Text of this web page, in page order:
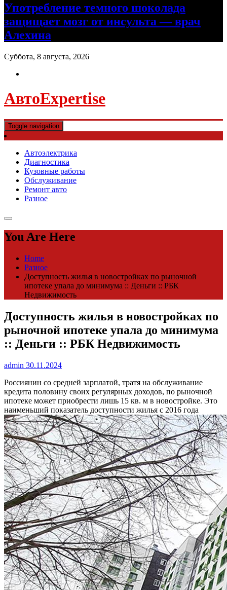
Употребление темного шоколада
защищает мозг от инсульта — врач
Алехина
Суббота, 8 августа, 2026
АвтоExpertise
Toggle navigation
Автоэлектрика
Диагностика
Кузовные работы
Обслуживание
Ремонт авто
Разное
You Are Here
Home
Разное
Доступность жилья в новостройках по рыночной
ипотеке упала до минимума :: Деньги :: РБК
Недвижимость
Доступность жилья в новостройках по
рыночной ипотеке упала до минимума
:: Деньги :: РБК Недвижимость
admin 30.11.2024
Россиянин со средней зарплатой, тратя на обслуживание
кредита половину своих регулярных доходов, по рыночной
ипотеке может приобрести лишь 15 кв. м в новостройке. Это
наименьший показатель доступности жилья с 2016 года